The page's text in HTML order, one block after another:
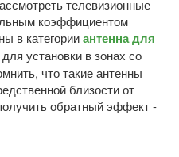
телевизионные
коэффициентом
в категорииантенна для
установки в зонах со
что такие антенны
близости от
обратный эффект -